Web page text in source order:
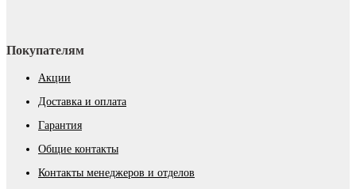
Покупателям
Акции
Доставка и оплата
Гарантия
Общие контакты
Контакты менеджеров и отделов